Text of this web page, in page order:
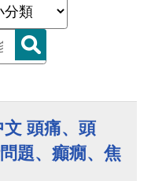
文 頭痛、頭
題、癲癇、焦